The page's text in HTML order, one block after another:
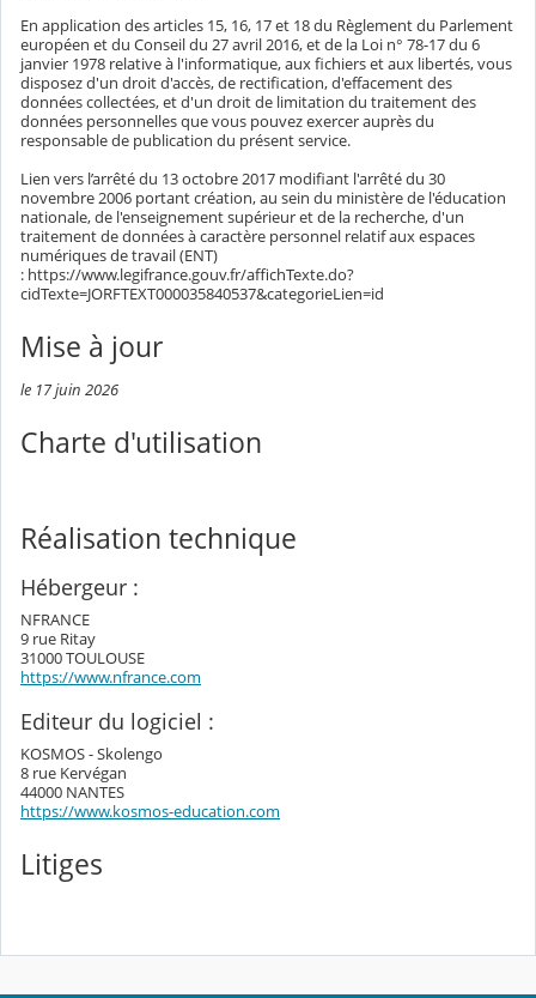
En application des articles 15, 16, 17 et 18 du Règlement du Parlement
européen et du Conseil du 27 avril 2016, et de la Loi n° 78-17 du 6
janvier 1978 relative à l'informatique, aux fichiers et aux libertés, vous
disposez d'un droit d'accès, de rectification, d'effacement des
données collectées, et d'un droit de limitation du traitement des
données personnelles que vous pouvez exercer auprès du
responsable de publication du présent service.
Lien vers l’arrêté du 13 octobre 2017 modifiant l'arrêté du 30
novembre 2006 portant création, au sein du ministère de l'éducation
nationale, de l'enseignement supérieur et de la recherche, d'un
traitement de données à caractère personnel relatif aux espaces
numériques de travail (ENT)
: https://www.legifrance.gouv.fr/affichTexte.do?
cidTexte=JORFTEXT000035840537&categorieLien=id
Mise à jour
le 17 juin 2026
Charte d'utilisation
Réalisation technique
Hébergeur :
NFRANCE
9 rue Ritay
31000 TOULOUSE
https://www.nfrance.com
Editeur du logiciel :
KOSMOS - Skolengo
8 rue Kervégan
44000 NANTES
https://www.kosmos-education.com
Litiges